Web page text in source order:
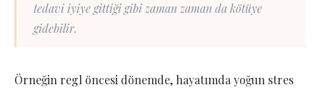
tedavi iyiye gittiği gibi zaman zaman da kötüye
gidebilir.
Örneğin regl öncesi dönemde, hayatımda yoğun stres